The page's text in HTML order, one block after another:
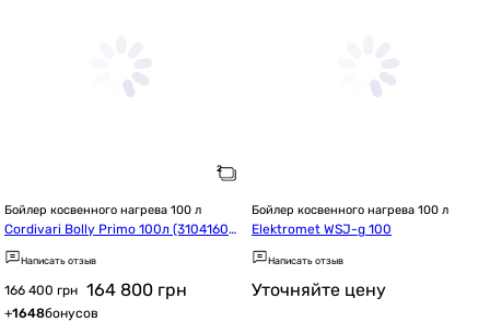
Бойлер косвенного нагрева 100 л
Cordivari Bolly Primo 100л (31041609
00052)
Написать отзыв
166 400 грн 164 800 грн
+1648бонусов
Бойлер косвенного нагрева 100 л
Elektromet WSJ-g 100
Написать отзыв
Уточняйте цену